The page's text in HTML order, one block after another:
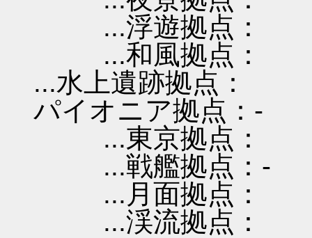
...浮遊拠点：
...和風拠点：
...水上遺跡拠点：
パイオニア拠点：-
...東京拠点：
...戦艦拠点：-
...月面拠点：
...渓流拠点：